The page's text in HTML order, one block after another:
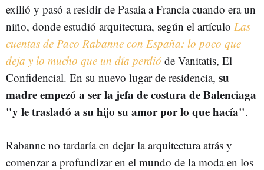
exilió y pasó a residir de Pasaia a Francia cuando era un
niño, donde estudió arquitectura, según el artículo Las
cuentas de Paco Rabanne con España: lo poco que
deja y lo mucho que un día perdió de Vanitatis, El
Confidencial. En su nuevo lugar de residencia, su
madre empezó a ser la jefa de costura de Balenciaga
"y le trasladó a su hijo su amor por lo que hacía".
Rabanne no tardaría en dejar la arquitectura atrás y
comenzar a profundizar en el mundo de la moda en los